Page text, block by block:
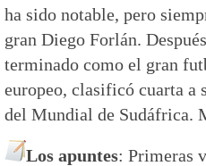
ha sido notable, pero
gran Diego Forlán.
terminado como el gran
europeo, clasificó cuarta a
del Mundial de Sudáfrica.
Los apuntes: Primeras